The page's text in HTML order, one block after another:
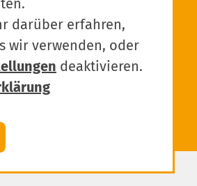
darüber erfahren,
wir verwenden, oder
deaktivieren.